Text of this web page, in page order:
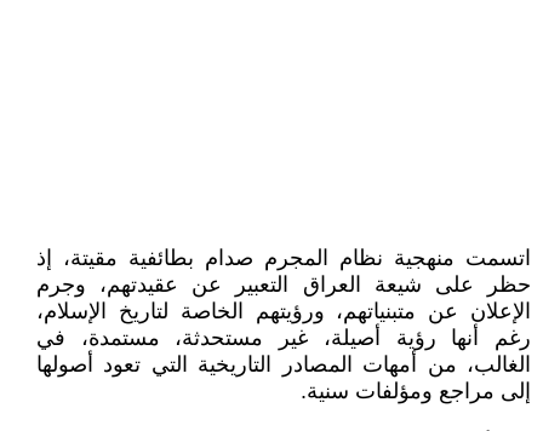
اتسمت منهجية نظام المجرم صدام بطائفية مقيتة، إذ
حظر على شيعة العراق التعبير عن عقيدتهم، وجرم
الإعلان عن متبنياتهم، ورؤيتهم الخاصة لتاريخ الإسلام،
رغم أنها رؤية أصيلة، غير مستحدثة، مستمدة، في
الغالب، من أمهات المصادر التاريخية التي تعود أصولها
إلى مراجع ومؤلفات سنية.